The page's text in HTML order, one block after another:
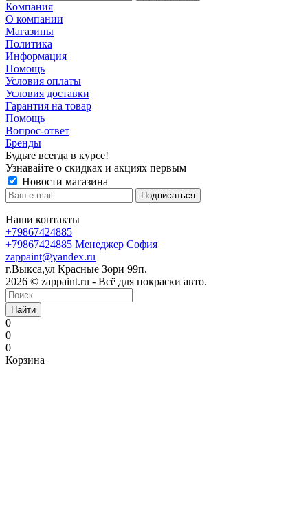
Компания
О компании
Магазины
Политика
Информация
Помощь
Условия оплаты
Условия доставки
Гарантия на товар
Помощь
Вопрос-ответ
Бренды
Будьте всегда в курсе!
Узнавайте о скидках и акциях первым
Новости магазина
Наши контакты
+79867424885
+79867424885 Менеджер София
zappaint@yandex.ru
г.Выкса,ул Красные Зори 99п.
2026 © zappaint.ru - Всё для покраски авто.
Найти
0
0
0
Корзина